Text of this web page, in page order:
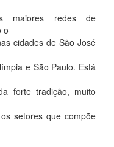
maiores redes de
o
cidades de São José
e São Paulo. Está
forte tradição, muito
setores que compõe